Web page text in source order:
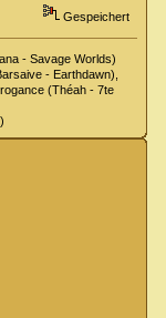
Gespeichert
- Savage Worlds)
- Earthdawn),
(Théah - 7te